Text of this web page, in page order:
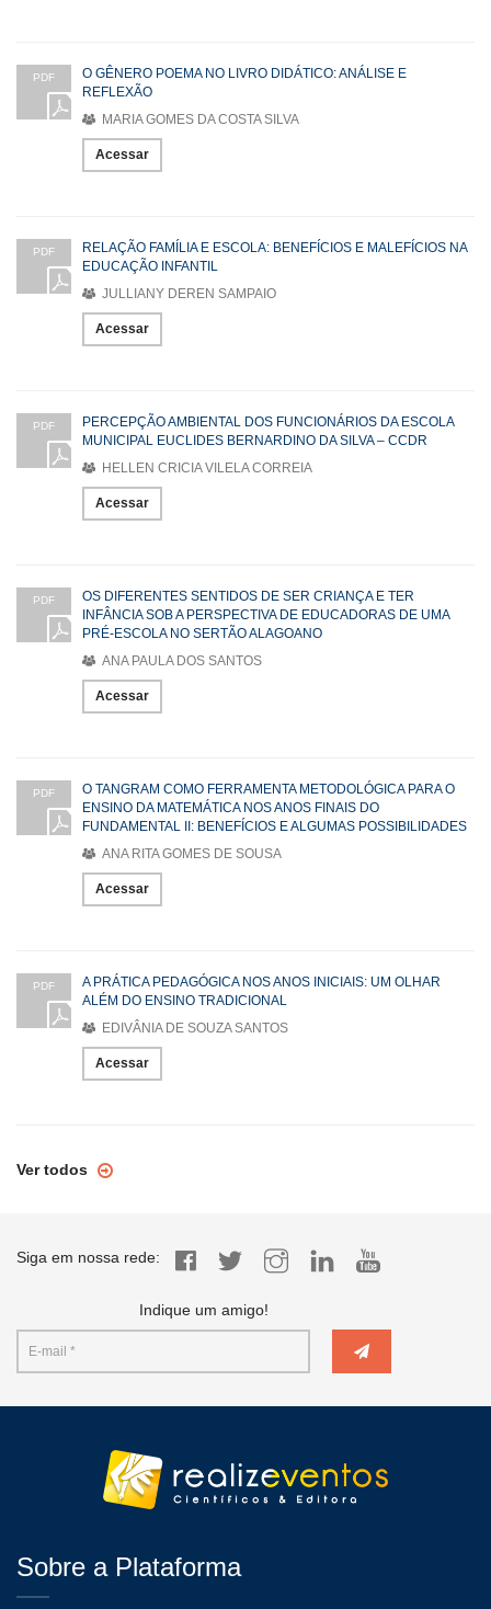
PDF
O GÊNERO POEMA NO LIVRO DIDÁTICO: ANÁLISE E
REFLEXÃO
MARIA GOMES DA COSTA SILVA
Acessar
PDF
RELAÇÃO FAMÍLIA E ESCOLA: BENEFÍCIOS E MALEFÍCIOS NA
EDUCAÇÃO INFANTIL
JULLIANY DEREN SAMPAIO
Acessar
PDF
PERCEPÇÃO AMBIENTAL DOS FUNCIONÁRIOS DA ESCOLA
MUNICIPAL EUCLIDES BERNARDINO DA SILVA – CCDR
HELLEN CRICIA VILELA CORREIA
Acessar
PDF
OS DIFERENTES SENTIDOS DE SER CRIANÇA E TER
INFÂNCIA SOB A PERSPECTIVA DE EDUCADORAS DE UMA
PRÉ-ESCOLA NO SERTÃO ALAGOANO
ANA PAULA DOS SANTOS
Acessar
PDF
O TANGRAM COMO FERRAMENTA METODOLÓGICA PARA O
ENSINO DA MATEMÁTICA NOS ANOS FINAIS DO
FUNDAMENTAL II: BENEFÍCIOS E ALGUMAS POSSIBILIDADES
ANA RITA GOMES DE SOUSA
Acessar
PDF
A PRÁTICA PEDAGÓGICA NOS ANOS INICIAIS: UM OLHAR
ALÉM DO ENSINO TRADICIONAL
EDIVÂNIA DE SOUZA SANTOS
Acessar
Ver todos
Siga em nossa rede:
Indique um amigo!
Sobre a Plataforma